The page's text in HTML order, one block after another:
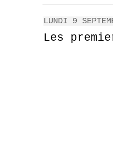
LUNDI 9
Les